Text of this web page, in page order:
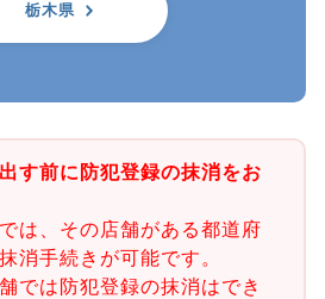
栃木県
す前に防犯登録の抹消をお
は、その店舗がある都道府
消手続きが可能です。
では防犯登録の抹消はでき